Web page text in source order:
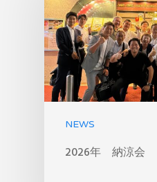
NEWS
2026年 納涼会